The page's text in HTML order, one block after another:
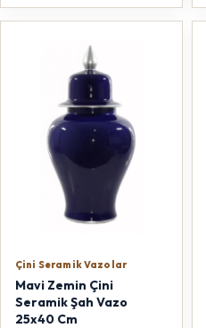
Çini Seramik Vazolar
Mavi Zemin Çini
Seramik Şah Vazo
25x40 Cm